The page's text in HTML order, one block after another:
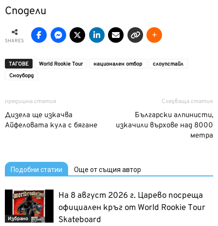
Сподели
SHARES
ТАГОВЕ World Rookie Tour национален отбор
слоупстайл
Сноуборд
предишна статия
Дизела ще изкачва
Айфеловата кула с бягане
Следваща статия
Български алпинисти,
изкачили върхове над 8000
метра
Подобни статии Още от същия автор
Избрано
На 8 август 2026 г. Царево посреща
официален кръг от World Rookie Tour
Skateboard